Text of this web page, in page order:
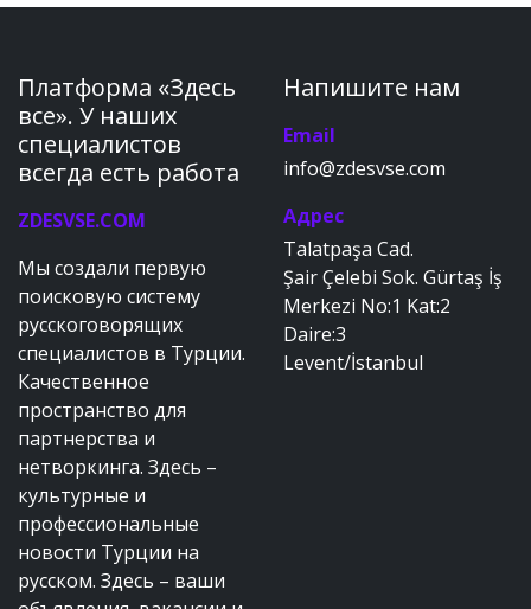
Платформа «Здесь
все». У наших
специалистов
всегда есть работа
ZDESVSE.COM
Мы создали первую
поисковую систему
русскоговорящих
специалистов в Турции.
Качественное
пространство для
партнерства и
нетворкинга. Здесь –
культурные и
профессиональные
новости Турции на
русском. Здесь – ваши
Напишите нам
Email
info@zdesvse.com
Адрес
Talatpaşa Cad.
Şair Çelebi Sok. Gürtaş İş
Merkezi No:1 Kat:2
Daire:3
Levent/İstanbul